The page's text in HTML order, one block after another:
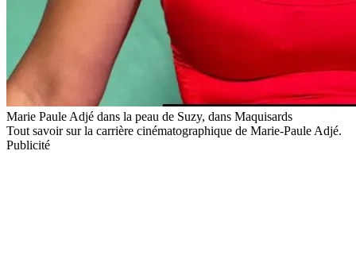
Marie Paule Adjé dans la peau de Suzy, dans Maquisards
Tout savoir sur la carrière cinématographique de Marie-Paule Adjé.
Publicité